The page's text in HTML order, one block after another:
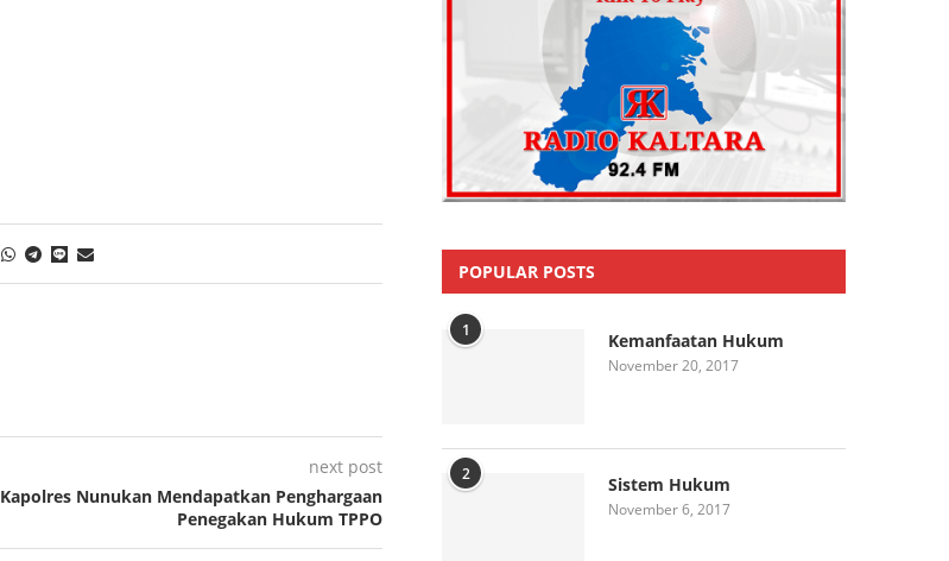
next post
Kapolres Nunukan Mendapatkan Penghargaan
Penegakan Hukum TPPO
POPULAR POSTS
1 Kemanfaatan Hukum
November 20, 2017
2 Sistem Hukum
November 6, 2017